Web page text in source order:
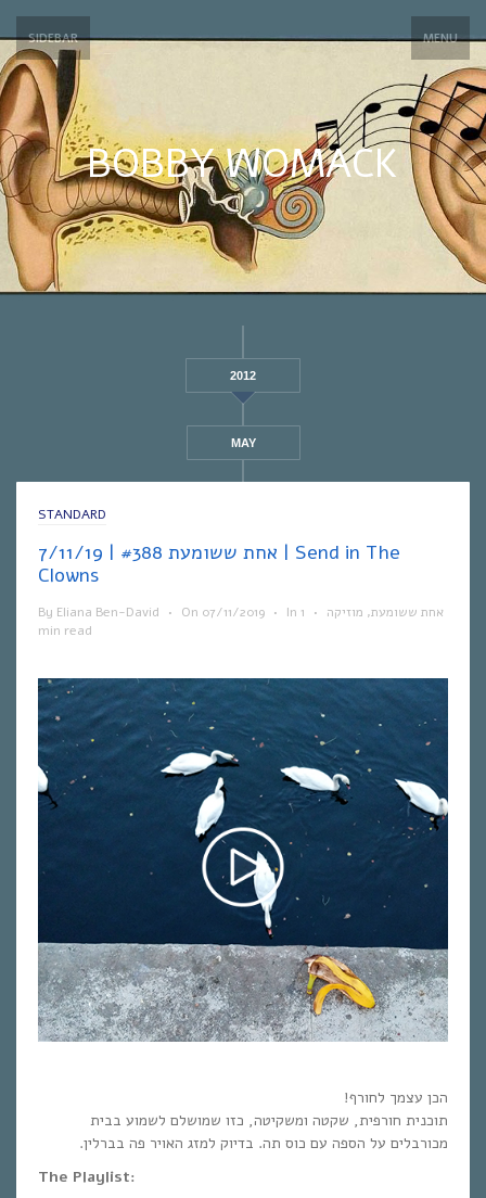
SIDEBAR MENU
BOBBY WOMACK
2012
MAY
STANDARD
אחת ששומעת #388 | 7/11/19 | Send in The
Clowns
By Eliana Ben-David • On 07/11/2019 • In אחת ששומעת, מוזיקה •
1
min read
הכן עצמך לחורף!
תוכנית חורפית, שקטה ומשקיטה, כזו שמושלם לשמוע בבית
מכורבלים על הספה עם כוס תה. בדיוק למזג האויר פה בברלין.
The Playlist: